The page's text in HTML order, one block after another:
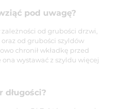
pod uwagę?
od grubości drzwi,
od grubości szyldów
chronił wkładkę przed
wystawać z szyldu więcej
długości?